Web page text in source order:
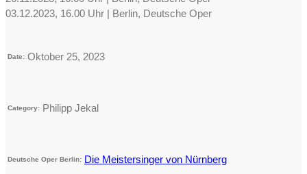
03.12.2023, 16.00 Uhr | Berlin, Deutsche Oper
Date: Oktober 25, 2023
Category: Philipp Jekal
Deutsche Oper Berlin: Die Meistersinger von Nürnberg